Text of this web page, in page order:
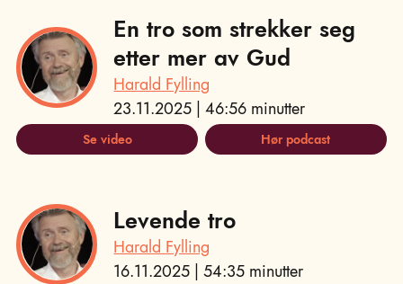
En tro som strekker seg
etter mer av Gud
Harald Fylling
23.11.2025 | 46:56 minutter
Se video Hør podcast
Levende tro
Harald Fylling
16.11.2025 | 54:35 minutter